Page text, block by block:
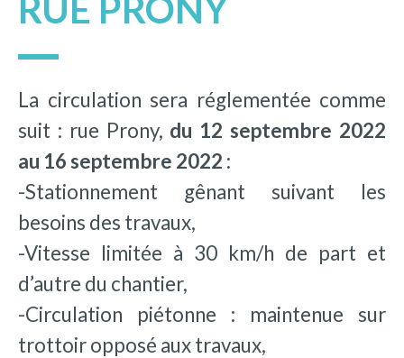
RUE PRONY
La circulation sera réglementée comme
suit : rue Prony, du 12 septembre 2022
au 16 septembre 2022 :
-Stationnement gênant suivant les
besoins des travaux,
-Vitesse limitée à 30 km/h de part et
d’autre du chantier,
-Circulation piétonne : maintenue sur
trottoir opposé aux travaux,